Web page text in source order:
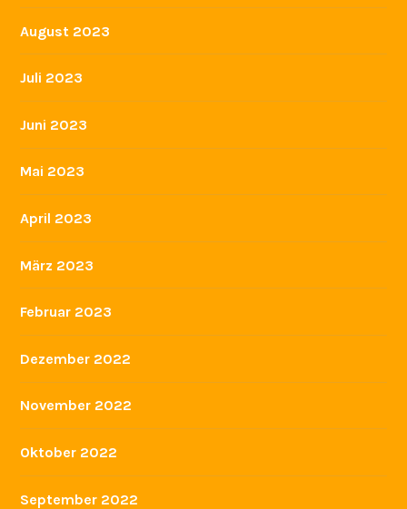
August 2023
Juli 2023
Juni 2023
Mai 2023
April 2023
März 2023
Februar 2023
Dezember 2022
November 2022
Oktober 2022
September 2022